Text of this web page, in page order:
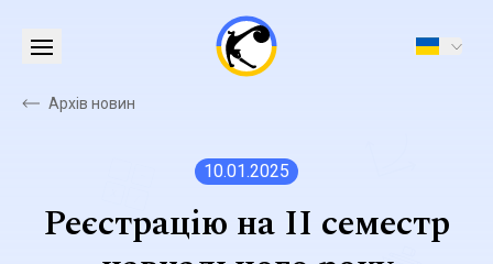
Архів новин
10.01.2025
Реєстрацію на II семестр